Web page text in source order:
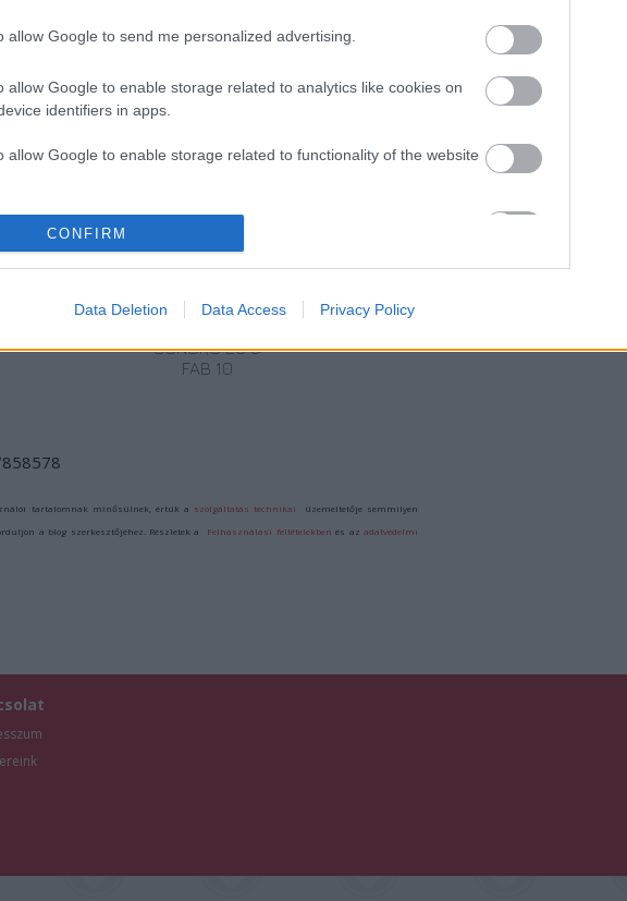
allow Google to send me personalized advertising.
allow Google to enable storage related to analytics like cookies on
identifiers in apps.
allow Google to enable storage related to functionality of the website
allow Google to enable storage related to personalization.
allow Google to enable storage related to security, including
CONFIRM
Data Deletion Data Access Privacy Policy
A FITOS DEZSŐ
JUBILEUMI
SONORO 20 &
FAB 10
ZENEAKADÉMIÁN
tartalomnak minősülnek, értük a szolgáltatás technikai üzemeltetője semmilyen
a blog szerkesztőjéhez. Részletek a Felhasználási feltételekben és azadatvédelmi